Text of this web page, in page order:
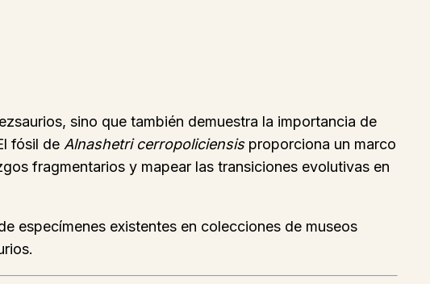
sino que también demuestra la importancia de
fósil de Alnashetri cerropoliciensisproporciona un marco
fragmentarios y mapear las transiciones evolutivas en
especímenes existentes en colecciones de museos